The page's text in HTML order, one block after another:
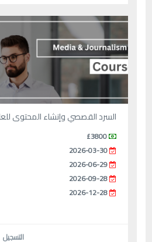
السرد القصصي وإنشاء المحتوى
£3800
2026-03-30
2026-06-29
2026-09-28
2026-12-28
التسجيل